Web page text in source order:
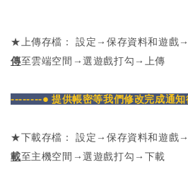
★上傳存檔： 設定→保存資料和遊戲→
傳至雲端空間→選遊戲打勾→上傳
--------● 提供帳密等我們修改完成通
★下載存檔： 設定→保存資料和遊戲→
載至主機空間→選遊戲打勾→下載